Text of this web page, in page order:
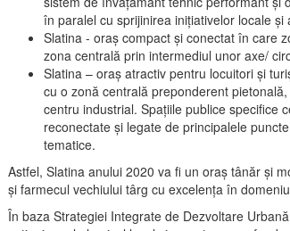
în paralel cu sprijinirea iniţiativelor locale şi
Slatina - oraş compact şi conectat în care
zona centrală prin intermediul unor axe/
Slatina – oraş atractiv pentru locuitori şi
cu o zonă centrală preponderent
centru industrial. Spaţiile publice specifice
reconectate şi legate de principalele
tematice.
Astfel, Slatina anului 2020 va fi un oraş tânăr şi
şi farmecul vechiului târg cu excelenţa în
În baza Strategiei Integrate de Dezvoltare